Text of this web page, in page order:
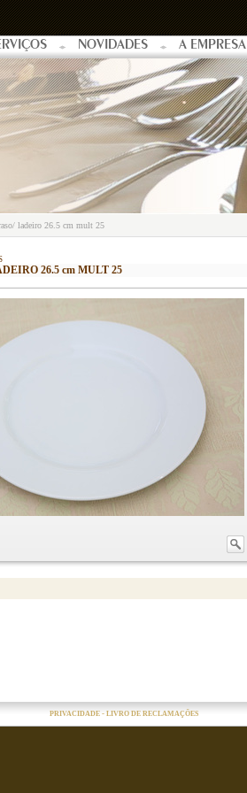
NOVIDADES A EMPRESA
ladeiro 26.5 cm mult 25
26.5 cm MULT 25
PRIVACIDADE - LIVRO DE RECLAMAÇÕES